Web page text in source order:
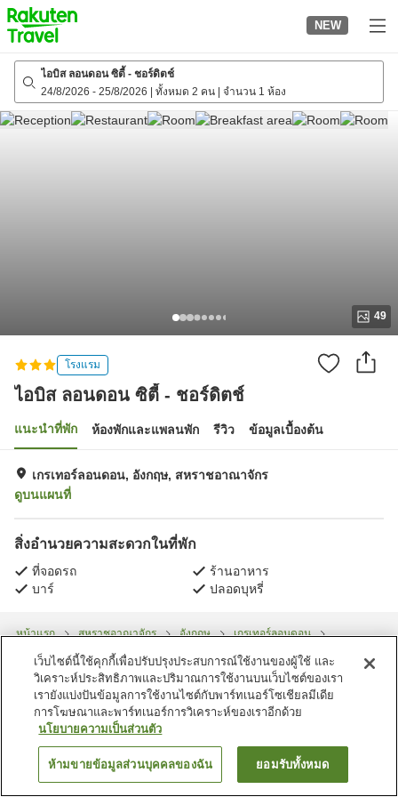
to
top
page
NEW
ไอบิส ลอนดอน ซิตี้ - ชอร์ดิตช์
24/8/2026 - 25/8/2026 ทั้งหมด 2 คน จำนวน 1 ห้อง
49
โรงแรม
ไอบิส ลอนดอน ซิตี้ - ชอร์ดิตช์
แนะนำที่พัก ห้องพักและแพลนพัก รีวิว ข้อมูลเบื้องต้น
เกรเทอร์ลอนดอน, อังกฤษ, สหราชอาณาจักร
ดูบนแผนที่
สิ่งอำนวยความสะดวกในที่พัก
ที่จอดรถ
ร้านอาหาร
บาร์
ปลอดบุหรี่
หน้าแรก สหราชอาณาจักร อังกฤษ
เกรเทอร์ลอนดอน
ไอบิส ลอนดอน ซิตี้ - ชอร์ดิตช์
ค้นหาห้องพัก
เว็บไซต์นี้ใช้คุกกี้เพื่อปรับปรุงประสบการณ์ใช้งานของผู้ใช้ และ
วิเคราะห์ประสิทธิภาพและปริมาณการใช้งานบนเว็บไซต์ของเรา
เรายังแบ่งปันข้อมูลการใช้งานไซต์กับพาร์ทเนอร์โซเชียลมีเดีย
การโฆษณาและพาร์ทเนอร์การวิเคราะห์ของเราอีกด้วย
นโยบายความเป็นส่วนตัว
ห้ามขายข้อมูลส่วนบุคคลของฉัน ยอมรับทั้งหมด